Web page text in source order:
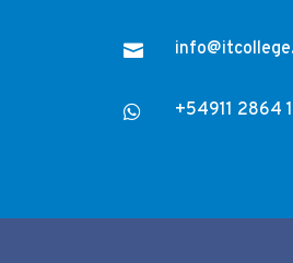

 +54911 2864